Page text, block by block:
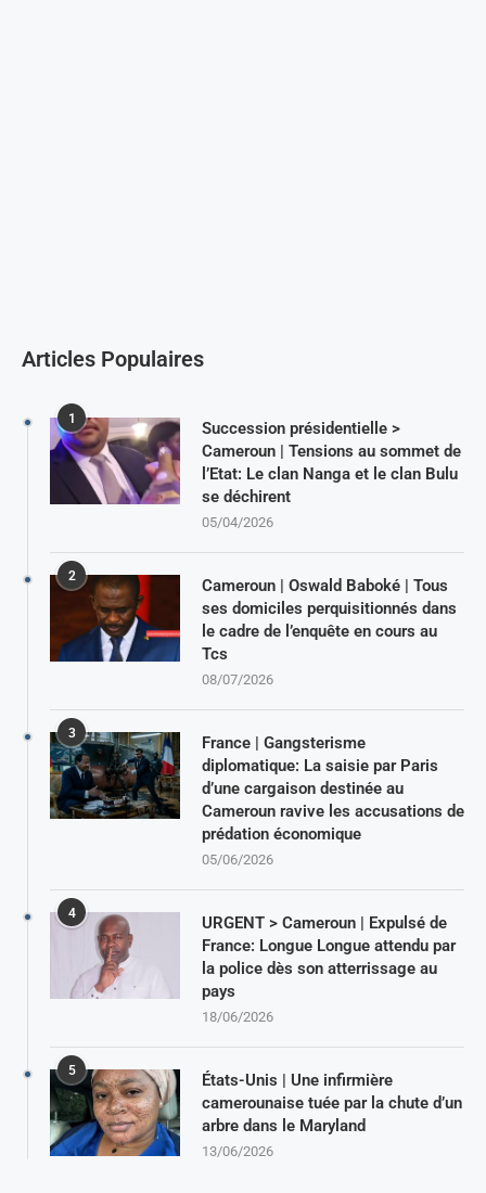
Articles Populaires
1
Succession présidentielle >
Cameroun | Tensions au sommet de
l’Etat: Le clan Nanga et le clan Bulu
se déchirent
05/04/2026
2
Cameroun | Oswald Baboké | Tous
ses domiciles perquisitionnés dans
le cadre de l’enquête en cours au
Tcs
08/07/2026
3
France | Gangsterisme
diplomatique: La saisie par Paris
d’une cargaison destinée au
Cameroun ravive les accusations de
prédation économique
05/06/2026
4
URGENT > Cameroun | Expulsé de
France: Longue Longue attendu par
la police dès son atterrissage au
pays
18/06/2026
5
États-Unis | Une infirmière
camerounaise tuée par la chute d’un
arbre dans le Maryland
13/06/2026